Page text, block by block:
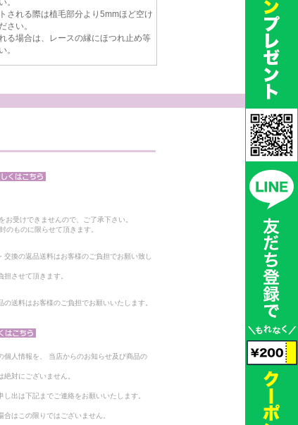
される際は植毛部分より5mmほど空け
さい。
る場合は、レースの縁にほつれ止め等
。
受けできませんので、ご了承下さい。
ものに限らせて頂きます。
換の返品送料はお客様のご負担でお願い致し
させて頂きます。
送料はお客様のご負担でお願いいたします。
個人情報を、 当店からのお知らせ及び商品の
対にございません。
出は下記までご連絡をお願いいたします。
はこの限りではございません。